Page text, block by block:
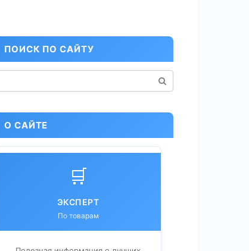
ПОИСК ПО САЙТУ
О САЙТЕ
🛒
ЭКСПЕРТ
По товарам